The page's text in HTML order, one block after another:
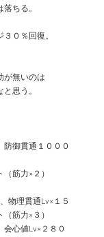
ちる。
０％回復。
が無いのは
思う。
御貫通１０００
力×２）
物理貫通Lv×１５
力×３）
心値Lv×２８０